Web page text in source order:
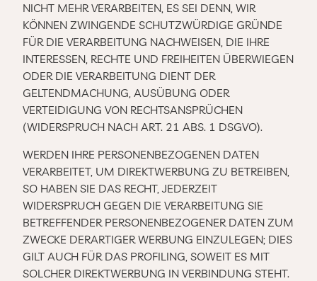
NICHT MEHR VERARBEITEN, ES SEI DENN, WIR
KÖNNEN ZWINGENDE SCHUTZWÜRDIGE GRÜNDE
FÜR DIE VERARBEITUNG NACHWEISEN, DIE IHRE
INTERESSEN, RECHTE UND FREIHEITEN ÜBERWIEGEN
ODER DIE VERARBEITUNG DIENT DER
GELTENDMACHUNG, AUSÜBUNG ODER
VERTEIDIGUNG VON RECHTSANSPRÜCHEN
(WIDERSPRUCH NACH ART. 21 ABS. 1 DSGVO).
WERDEN IHRE PERSONENBEZOGENEN DATEN
VERARBEITET, UM DIREKTWERBUNG ZU BETREIBEN,
SO HABEN SIE DAS RECHT, JEDERZEIT
WIDERSPRUCH GEGEN DIE VERARBEITUNG SIE
BETREFFENDER PERSONENBEZOGENER DATEN ZUM
ZWECKE DERARTIGER WERBUNG EINZULEGEN; DIES
GILT AUCH FÜR DAS PROFILING, SOWEIT ES MIT
SOLCHER DIREKTWERBUNG IN VERBINDUNG STEHT.